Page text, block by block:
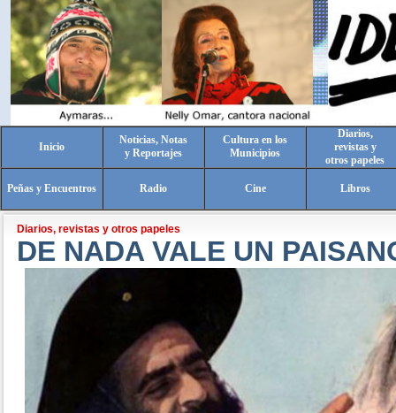
Inicio
Noticias, Notas
y Reportajes
Cultura en los
Municipios
Diarios,
revistas y
otros papeles
Peñas y Encuentros Radio Cine Libros
Diarios, revistas y otros papeles
DE NADA VALE UN